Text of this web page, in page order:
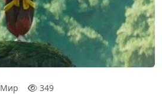
Мир 349